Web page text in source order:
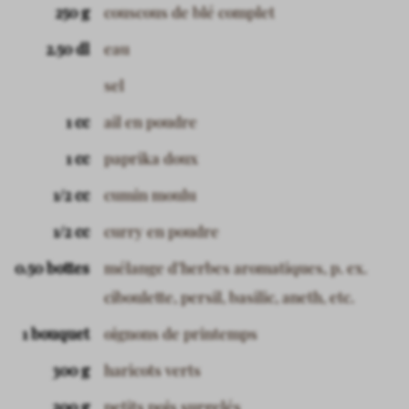
250 g
couscous de blé complet
2.50 dl
eau
sel
1 cc
ail en poudre
1 cc
paprika doux
1/2 cc
cumin moulu
1/2 cc
curry en poudre
0.50 bottes
mélange d’herbes aromatiques, p. ex.
ciboulette, persil, basilic, aneth, etc.
1 bouquet
oignons de printemps
300 g
haricots verts